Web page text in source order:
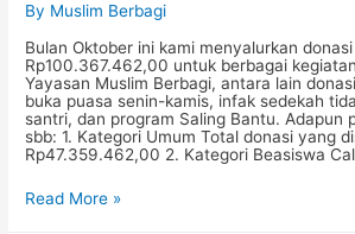
By Muslim Berbagi
Bulan Oktober ini kami menyalurkan
Rp100.367.462,00 untuk berbagai
Yayasan Muslim Berbagi, antara lain
buka puasa senin-kamis, infak sedekah
santri, dan program Saling Bantu. Adapun
sbb: 1. Kategori Umum Total donasi yang
Rp47.359.462,00 2. Kategori Beasiswa
Laporan
Read More »